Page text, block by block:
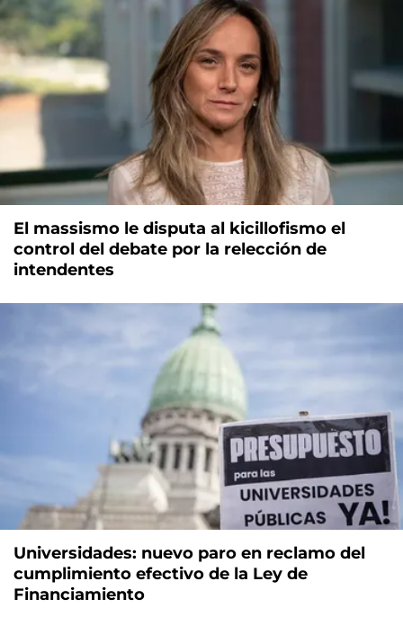
El massismo le disputa al kicillofismo el
control del debate por la relección de
intendentes
Universidades: nuevo paro en reclamo del
cumplimiento efectivo de la Ley de
Financiamiento